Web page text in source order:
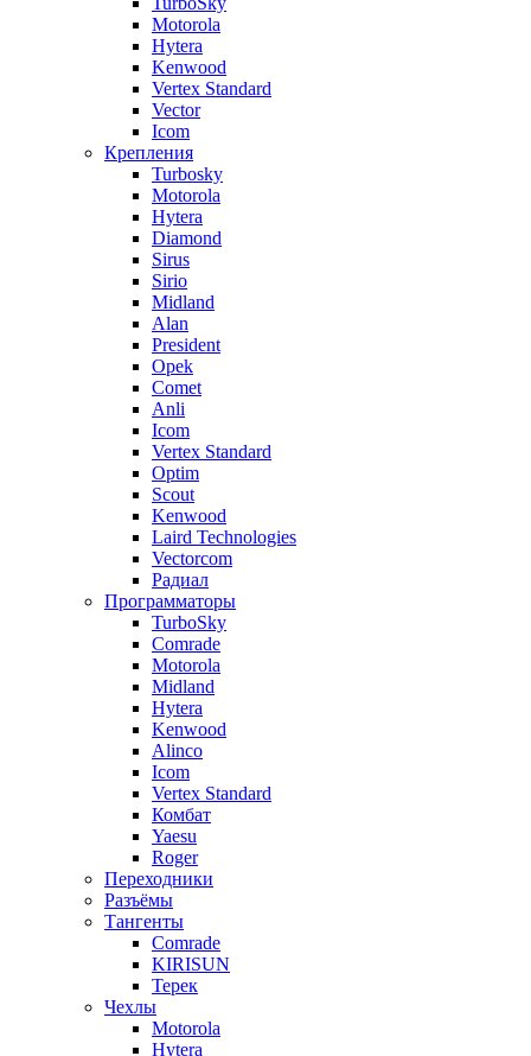
Motorola
Hytera
Kenwood
Vertex Standard
Vector
Icom
Крепления
Turbosky
Motorola
Hytera
Diamond
Sirus
Sirio
Midland
Alan
President
Opek
Comet
Anli
Icom
Vertex Standard
Optim
Scout
Kenwood
Laird Technologies
Vectorcom
Радиал
Программаторы
TurboSky
Comrade
Motorola
Midland
Hytera
Kenwood
Alinco
Icom
Vertex Standard
Комбат
Yaesu
Roger
Переходники
Разъёмы
Тангенты
Comrade
KIRISUN
Терек
Чехлы
Motorola
Hytera